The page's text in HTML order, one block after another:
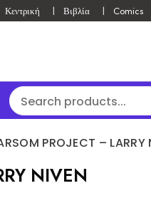
Κεντρική Βιβλία Comics
PROJECT – LARRY
NIVEN